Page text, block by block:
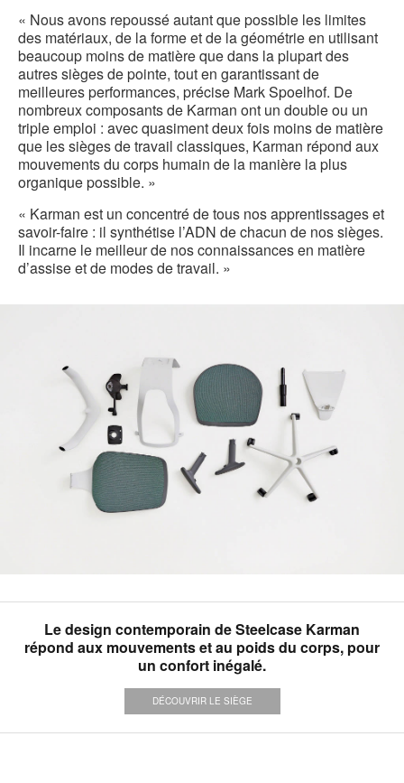
« Nous avons repoussé autant que possible les limites
des matériaux, de la forme et de la géométrie en utilisant
beaucoup moins de matière que dans la plupart des
autres sièges de pointe, tout en garantissant de
meilleures performances, précise Mark Spoelhof. De
nombreux composants de Karman ont un double ou un
triple emploi : avec quasiment deux fois moins de matière
que les sièges de travail classiques, Karman répond aux
mouvements du corps humain de la manière la plus
organique possible. »
« Karman est un concentré de tous nos apprentissages et
savoir-faire : il synthétise l’ADN de chacun de nos sièges.
Il incarne le meilleur de nos connaissances en matière
d’assise et de modes de travail. »
Le design contemporain de Steelcase Karman
répond aux mouvements et au poids du corps, pour
un confort inégalé.
DÉCOUVRIR LE SIÈGE